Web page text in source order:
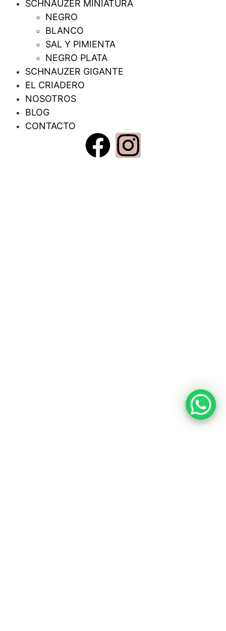
SCHNAUZER MINIATURA
NEGRO
BLANCO
SAL Y PIMIENTA
NEGRO PLATA
SCHNAUZER GIGANTE
EL CRIADERO
NOSOTROS
BLOG
CONTACTO